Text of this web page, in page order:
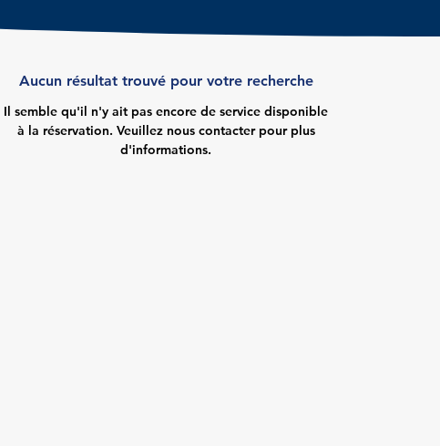
Aucun résultat trouvé pour votre recherche
Il semble qu'il n'y ait pas encore de service disponible
à la réservation. Veuillez nous contacter pour plus
d'informations.